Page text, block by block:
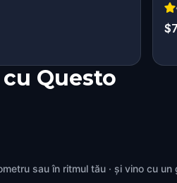
Questo
sau în ritmul tău · și vino cu